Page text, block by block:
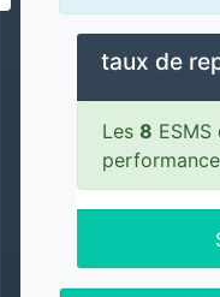
taux de
Les 8